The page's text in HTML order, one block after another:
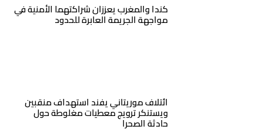
كندا والمغرب يعززان شراكتهما الأمنية في
مواجهة الجريمة العابرة للحدود
ائتلاف موريتاني يفند استهداف منقبين
ويستنكر ترويج معطيات مغلوطة حول
حادثة الصحرا